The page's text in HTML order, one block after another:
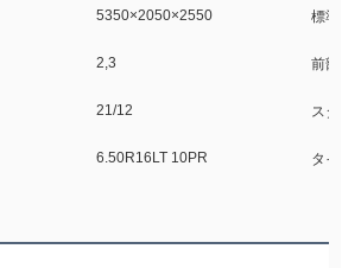
5350×2050×2550 標準排
2,3 前部/後
21/12 スター
6.50R16LT 10PR タイヤ